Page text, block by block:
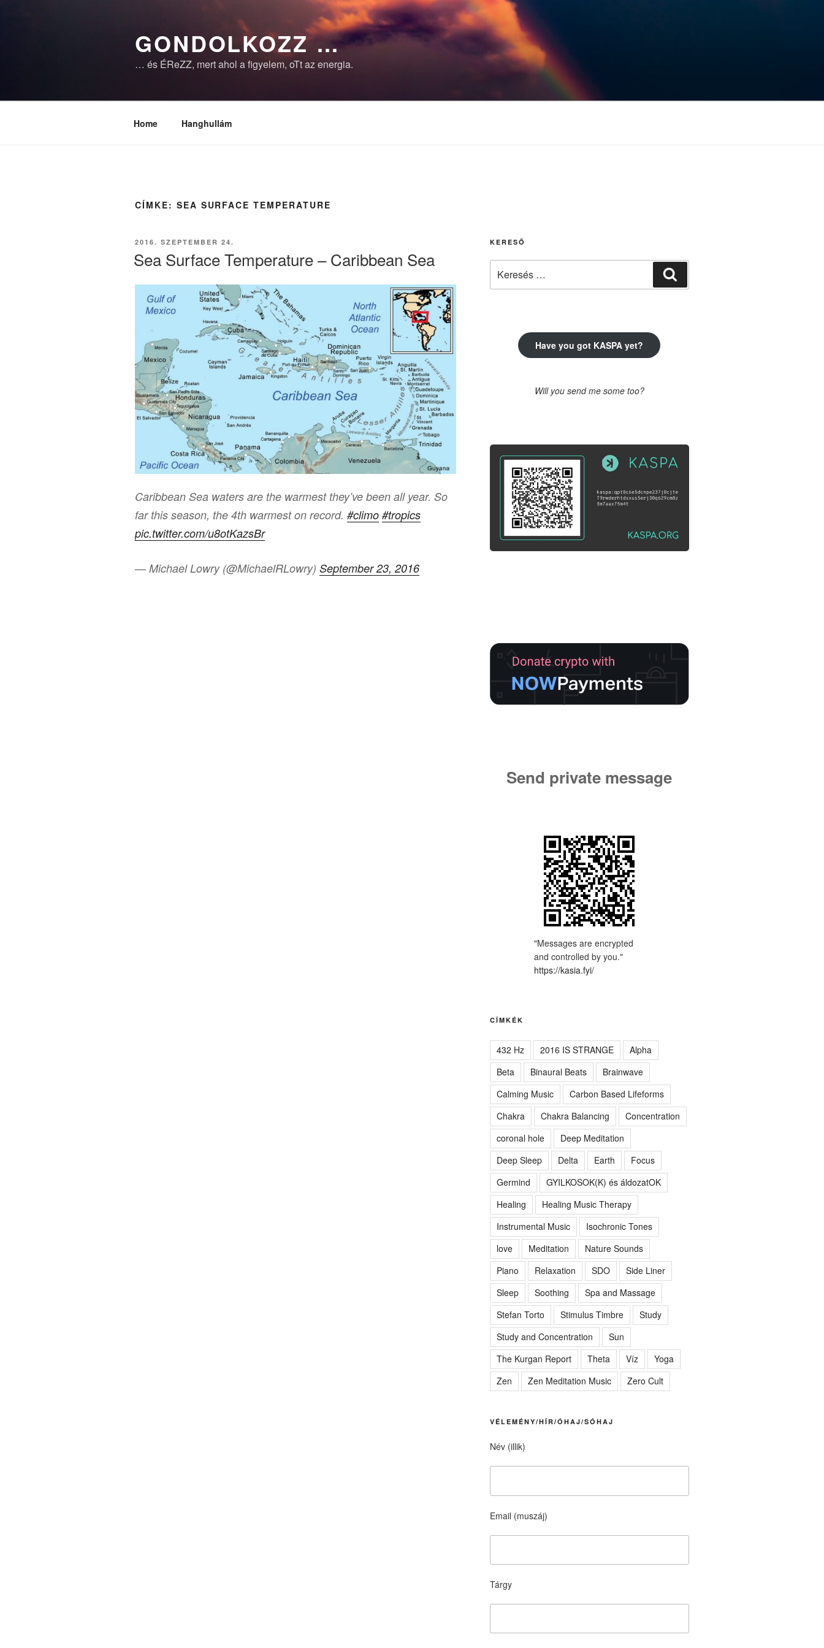
GONDOLKOZZ …
… és ÉReZZ, mert ahol a figyelem, oTt az energia.
Home Hanghullám
CÍMKE: SEA SURFACE TEMPERATURE
BEKÜLDVE:
2016. SZEPTEMBER 24.
Sea Surface Temperature – Caribbean Sea
Caribbean Sea waters are the warmest they’ve been all year. So
far this season, the 4th warmest on record. #climo #tropics
pic.twitter.com/u8otKazsBr
— Michael Lowry (@MichaelRLowry) September 23, 2016
KERESŐ
következő
Have you got KASPA yet?
Will you send me some too?
Send private message
"Messages are encrypted
and controlled by you."
https://kasia.fyi/
CÍMKÉK
432 Hz 2016 IS STRANGE
Alpha
Beta
Binaural Beats
Brainwave
Calming Music
Carbon Based Lifeforms
Chakra
Chakra Balancing
Concentration
coronal hole
Deep Meditation
Deep Sleep
Delta Earth
Focus
Germind
GYILKOSOK(K) és áldozatOK
Healing
Healing Music Therapy
Instrumental Music
Isochronic Tones
love
Meditation
Nature Sounds
Piano
Relaxation SDO
Side Liner
Sleep
Soothing
Spa and Massage
Stefan Torto
Stimulus Timbre
Study
Study and Concentration
Sun
The Kurgan Report
Theta Víz
Yoga
Zen
Zen Meditation Music Zero Cult
VÉLEMÉNY/HÍR/ÓHAJ/SÓHAJ
Név (illik)
Email (muszáj)
Tárgy